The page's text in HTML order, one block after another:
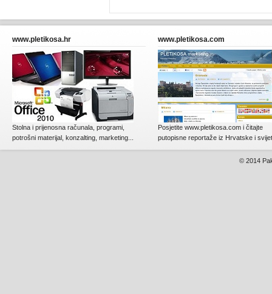
www.pletikosa.hr
Stolna i prijenosna računala, programi,
potrošni materijal, konzalting, marketing...
www.pletikosa.com
Posjetite www.pletikosa.com i čitajte
putopisne reportaže iz Hrvatske i
© 2014